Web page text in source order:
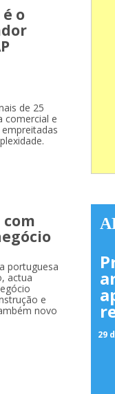
o
de 25
comercial e
com
portuguesa
actua
e
novo
29